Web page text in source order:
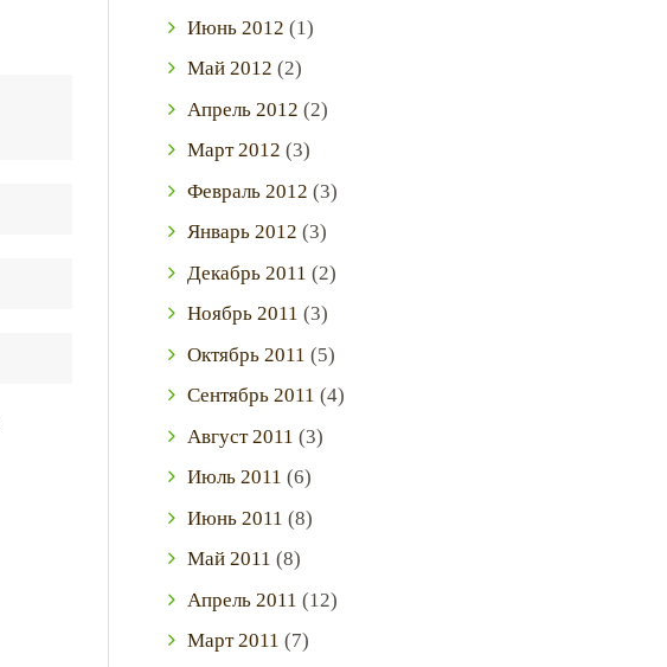
Июнь 2012 (1)
Май 2012 (2)
Апрель 2012 (2)
Март2012 (3)
Февраль 2012 (3)
Январь 2012 (3)
Декабрь 2011 (2)
Ноябрь 2011 (3)
Октябрь 2011 (5)
Сентябрь 2011 (4)
Август 2011 (3)
Июль 2011 (6)
Июнь 2011 (8)
Май 2011 (8)
Апрель 2011 (12)
Март2011 (7)